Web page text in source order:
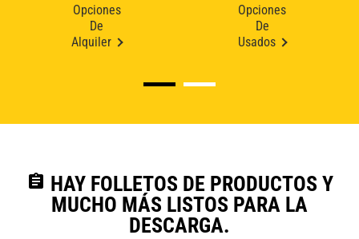
Opciones
De
Alquiler
Opciones
De
Usados
assignment HAY FOLLETOS DE PRODUCTOS Y
MUCHO MÁS LISTOS PARA LA
DESCARGA.